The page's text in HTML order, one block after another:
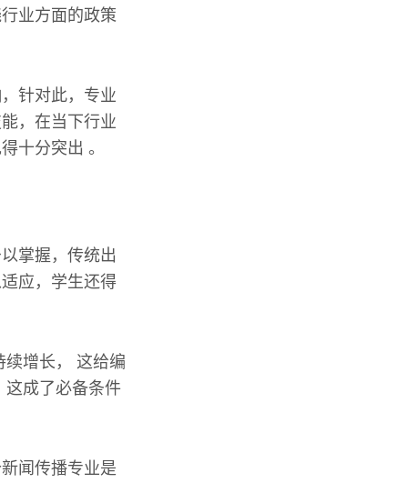
业方面的政策
针对此，专业
，在当下行业
十分突出 。
掌握，传统出
应，学生还得
增长， 这给编
这成了必备条件
闻传播专业是